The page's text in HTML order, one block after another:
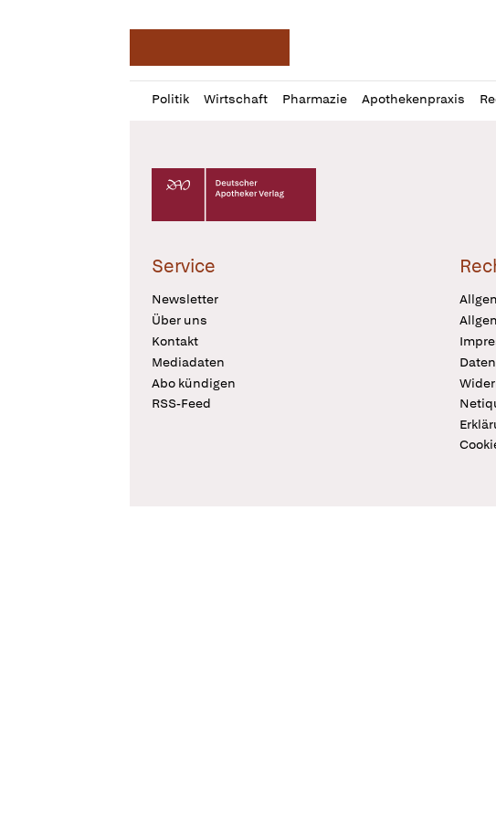
Politik Wirtschaft Pharmazie Apothekenpraxis
Profil
öffnen
Daz
Pur
Deutscher Apotheker Verlag Logo
Service
Newsletter
Über uns
Kontakt
Mediadaten
Abo kündigen
RSS-Feed